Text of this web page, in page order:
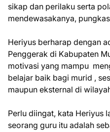
sikap dan perilaku serta
mendewasakanya,
Heriyus berharap dengan
Penggerak di Kabupaten
motivasi yang mampu
belajar baik bagi murid ,
maupun eksternal di
Perlu diingat, kata Heriyus
seorang guru itu adalah